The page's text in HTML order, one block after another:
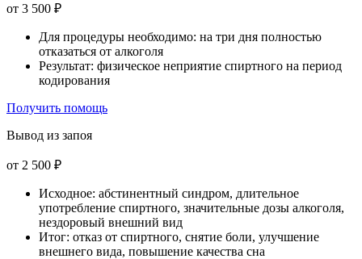
от 3 500 ₽
Для процедуры необходимо: на три дня полностью
отказаться от алкоголя
Результат: физическое неприятие спиртного на период
кодирования
Получить помощь
Вывод из запоя
от 2 500 ₽
Исходное: абстинентный синдром, длительное
употребление спиртного, значительные дозы алкоголя,
нездоровый внешний вид
Итог: отказ от спиртного, снятие боли, улучшение
внешнего вида, повышение качества сна